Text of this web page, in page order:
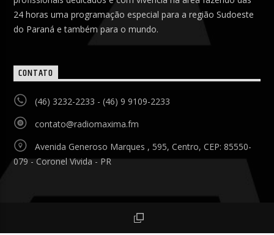
24 horas uma programação especial para a região Sudoeste
do Paraná e também para o mundo.
CONTATO
(46) 3232-2233 - (46) 9 9109-2233
contato@radiomaxima.fm
Avenida Generoso Marques , 595, Centro, CEP: 85550-
079 - Coronel Vivida - PR